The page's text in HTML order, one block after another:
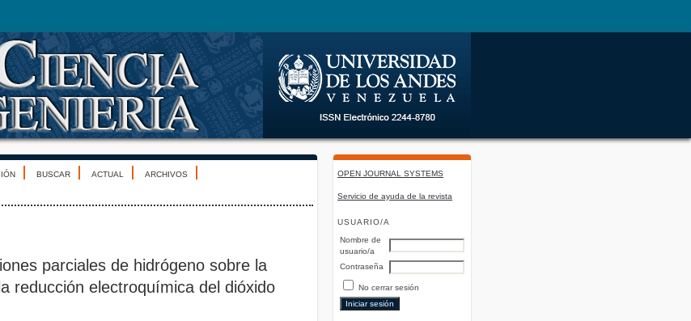
OPEN JOURNAL SYSTEMS
Servicio de ayuda de la revista
USUARIO/A
Nombre de
usuario/a
Contraseña
No cerrar sesión
BUSCAR ACTUAL ARCHIVOS
parciales de hidrógeno sobre la
reducción electroquímica del dióxido